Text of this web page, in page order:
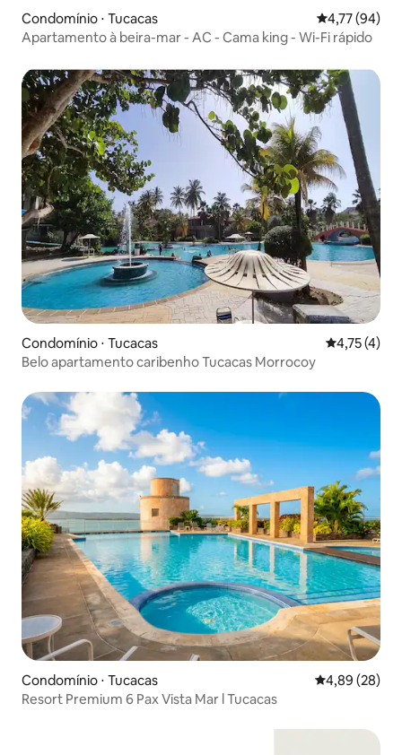
Condomínio ⋅ Tucacas 4,77 de uma
4,77 (94)
Apartamento à beira-mar - AC - Cama king - Wi-Fi rápido
Condomínio ⋅ Tucacas 4,75 de
4,75 (4)
Belo apartamento caribenho Tucacas Morrocoy
Condomínio ⋅ Tucacas 4,89 de uma
4,89 (28)
Resort Premium 6 Pax Vista Mar l Tucacas